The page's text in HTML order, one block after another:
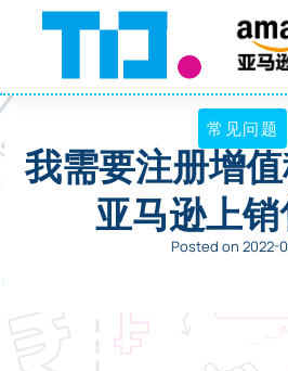
常见问题
我需要注册增
亚马逊上销
Posted on 2022-